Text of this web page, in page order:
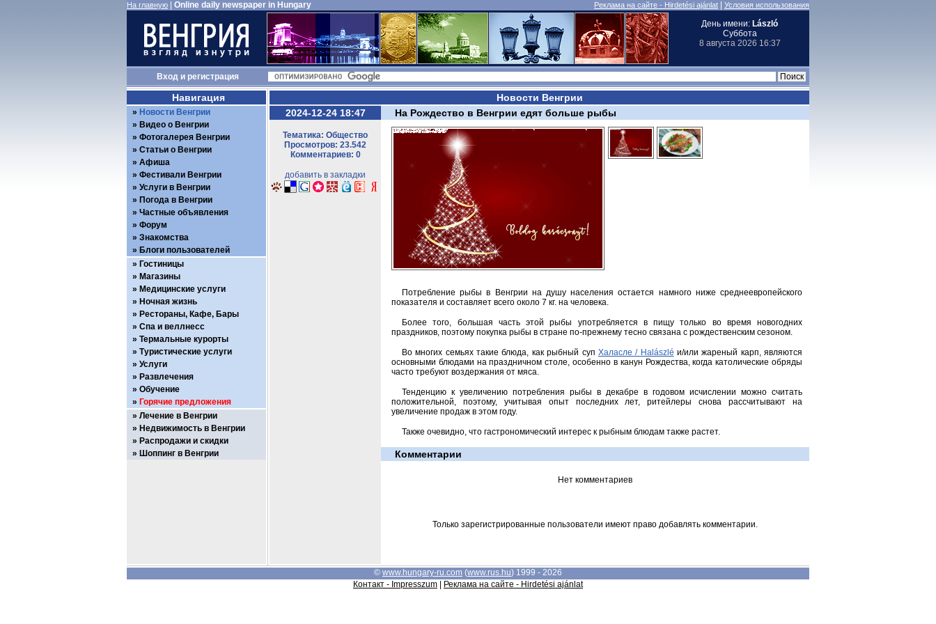
На главную Online daily newspaper in Hungary Реклама на сайте - Hirdetési ajánlat Условия использования
День имени: László
Суббота
8 августа 2026 16:37
Входи регистрация
Новости Венгрии
2024-12-24 18:47
Тематика: Общество
Просмотров: 23.542
Комментариев: 0
добавить в закладки
На Рождество в Венгрии едят больше рыбы
Потребление рыбы в Венгрии на душу населения остается намного ниже среднеевропейского
показателя и составляет всего около 7 кг. на человека.
Более того, большая часть этой рыбы употребляется в пищу только во время новогодних
праздников, поэтому покупка рыбы в стране по-прежнему тесно связана с рождественским сезоном.
Во многих семьях такие блюда, как рыбный суп Халасле / Halászlé и/или жареный карп, являются
основными блюдами на праздничном столе, особенно в канун Рождества, когда католические обряды
часто требуют воздержания от мяса.
Тенденцию к увеличению потребления рыбы в декабре в годовом исчислении можно считать
положительной, поэтому, учитывая опыт последних лет, ритейлеры снова рассчитывают на
увеличение продаж в этом году.
Также очевидно, что гастрономический интерес к рыбным блюдам также растет.
Комментарии
Нет комментариев
Только зарегистрированные пользователи имеют право добавлять комментарии.
Навигация
Новости Венгрии
Видео о Венгрии
Фотогалерея Венгрии
Статьи о Венгрии
Афиша
Фестивали Венгрии
Услуги в Венгрии
Погода в Венгрии
Частные объявления
Форум
Знакомства
Блоги пользователей
Гостиницы
Магазины
Медицинские услуги
Ночная жизнь
Рестораны, Кафе, Бары
Спа и веллнесс
Термальные курорты
Туристические услуги
Услуги
Развлечения
Обучение
Горячие предложения
Лечение в Венгрии
Недвижимость в Венгрии
Распродажи и скидки
Шоппинг в Венгрии
© www.hungary-ru.com (www.rus.hu) 1999 - 2026
Контакт - Impresszum
Реклама на сайте - Hirdetési ajánlat